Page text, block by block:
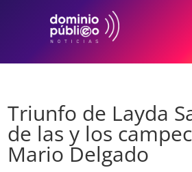
Triunfo de Layda
de las y los
Mario Delgado